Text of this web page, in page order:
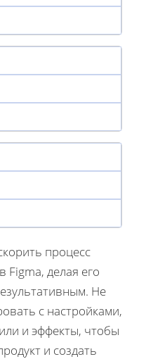
процесс
Figma, делая его
Не
с настройками,
и эффекты, чтобы
и создать